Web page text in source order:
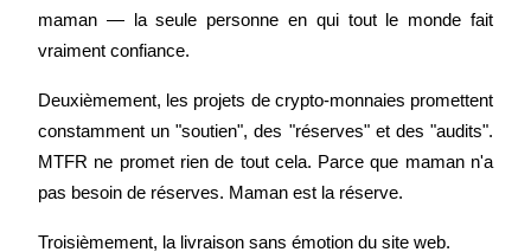
Stratégies de trading
Apprenez à rester rentable
maman — la seule personne en qui tout le monde fait
vraiment confiance.
Deuxièmement, les projets de crypto-monnaies promettent
constamment un "soutien", des "réserves" et des "audits".
MTFR ne promet rien de tout cela. Parce que maman n'a
pas besoin de réserves. Maman est la réserve.
Troisièmement, la livraison sans émotion du site web.